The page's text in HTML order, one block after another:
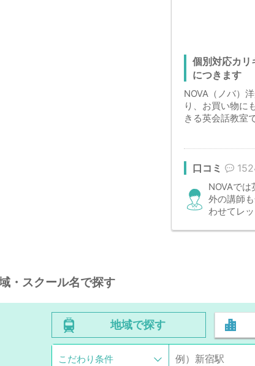
個別対応カリ
につきます
NOVA（ノバ）
り、お買い物に
きる英会話教室
口コミ
NOVAで
外の講師
わせてレ
・スクール名で探す
地域で探す
こだわり条件